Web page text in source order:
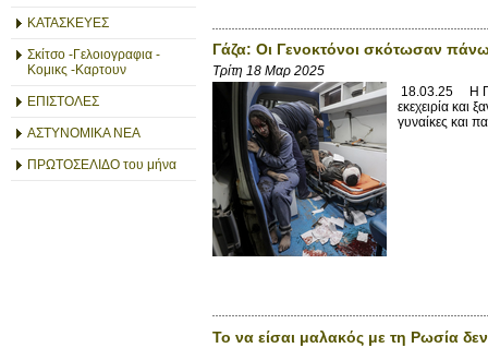
ΚΑΤΑΣΚΕΥΕΣ
Σκίτσο -Γελοιογραφια -
Κομικς -Καρτουν
ΕΠΙΣΤΟΛΕΣ
ΑΣΤΥΝΟΜΙΚΑ ΝΕΑ
ΠΡΩΤΟΣΕΛΙΔΟ του μήνα
Γάζα: Οι Γενοκτόνοι σκότωσαν
Τρίτη 18 Μαρ 2025
18.03.25 Η
εκεχειρία και
γυναίκες και
Το να είσαι μαλακός με τη Ρωσία δεν